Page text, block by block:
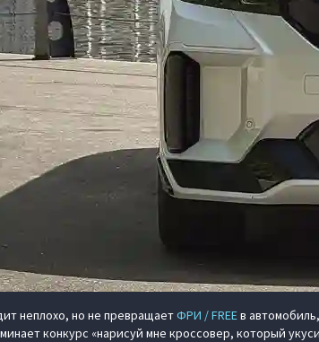
неплохо, но не превращаетФРИ / FREEв
конкурс «нарисуй мне кроссовер, который